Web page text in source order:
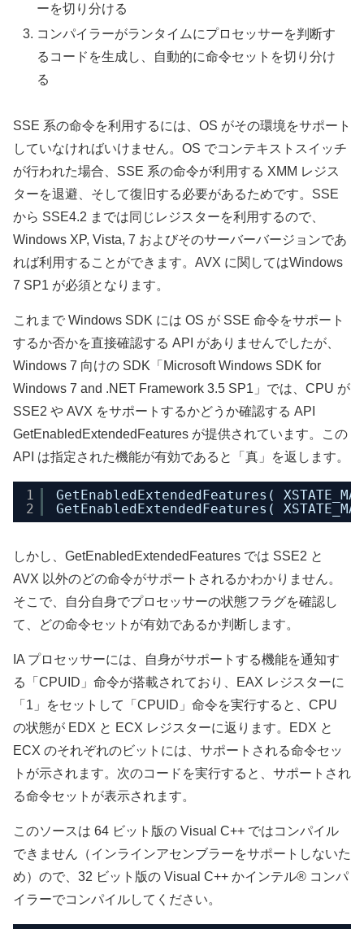
ーを切り分ける
コンパイラーがランタイムにプロセッサーを判断す
るコードを生成し、自動的に命令セットを切り分け
る
SSE 系の命令を利用するには、OS がその環境をサポート
していなければいけません。OS でコンテキストスイッチ
が行われた場合、SSE 系の命令が利用する XMM レジス
ターを退避、そして復旧する必要があるためです。SSE
から SSE4.2 までは同じレジスターを利用するので、
Windows XP, Vista, 7 およびそのサーバーバージョンであ
れば利用することができます。AVX に関してはWindows
7 SP1 が必須となります。
これまで Windows SDK には OS が SSE 命令をサポート
するか否かを直接確認する API がありませんでしたが、
Windows 7 向けの SDK「Microsoft Windows SDK for
Windows 7 and .NET Framework 3.5 SP1」では、CPU が
SSE2 や AVX をサポートするかどうか確認する API
GetEnabledExtendedFeatures が提供されています。この
API は指定された機能が有効であると「真」を返します。
1
2
GetEnabledExtendedFeatures(
GetEnabledExtendedFeatures(
しかし、GetEnabledExtendedFeatures では SSE2 と
AVX 以外のどの命令がサポートされるかわかりません。
そこで、自分自身でプロセッサーの状態フラグを確認し
て、どの命令セットが有効であるか判断します。
IA プロセッサーには、自身がサポートする機能を通知す
る「CPUID」命令が搭載されており、EAX レジスターに
「1」をセットして「CPUID」命令を実行すると、CPU
の状態が EDX と ECX レジスターに返ります。EDX と
ECX のそれぞれのビットには、サポートされる命令セッ
トが示されます。次のコードを実行すると、サポートされ
る命令セットが表示されます。
このソースは 64 ビット版の Visual C++ ではコンパイル
できません（インラインアセンブラーをサポートしないた
め）ので、32 ビット版の Visual C++ かインテル® コンパ
イラーでコンパイルしてください。